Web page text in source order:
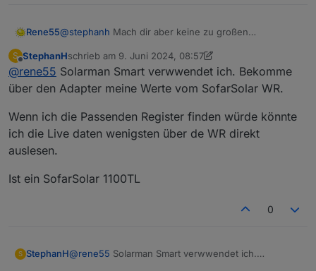
Rene55@stephanh Mach dir aber keine zu großen
müssen. Benutzt du Solarman Smart oder Business.
S
Offline
StephanHschrieb am 9. Juni 2024, 08:57
zuletzt editiert von StephanH6. Sept. 2024, 11:16
@rene55 Solarman Smart verwwendet ich. Bekomme
über den Adapter meine Werte vom SofarSolar WR.
Wenn ich die Passenden Register finden würde könnte
ich die Live daten wenigsten über de WR direkt
auslesen.
Ist ein SofarSolar 1100TL
0
S StephanH@rene55 Solarman Smart verwwendet ich.